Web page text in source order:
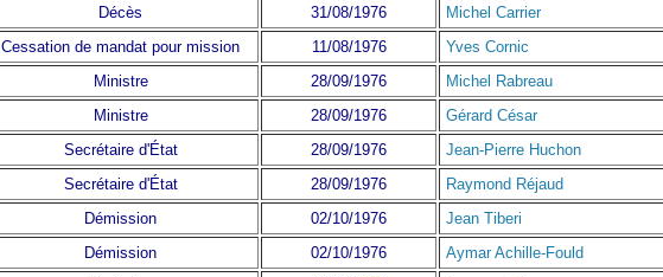
Décès 31/08/1976
Michel Carrier
Cessation de mandat pour mission 11/08/1976
Yves Cornic
Ministre 28/09/1976
Michel Rabreau
Ministre 28/09/1976
Gérard César
Secrétaire d'État 28/09/1976
Jean-Pierre Huchon
Secrétaire d'État 28/09/1976
Raymond Réjaud
Démission 02/10/1976
Jean Tiberi
Démission 02/10/1976
Aymar Achille-Fould